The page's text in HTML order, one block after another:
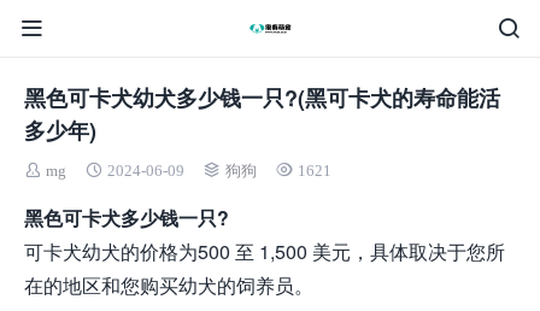
黑色可卡犬幼犬多少钱一只?(黑可卡犬的寿命能活
多少年)
mg 2024-06-09 狗狗 1621
黑色可​​卡犬多少钱一只?
可卡犬幼犬的价格为500 至 1,500 美元，具体取决于您所
在的地区和您购买幼犬的饲养员。